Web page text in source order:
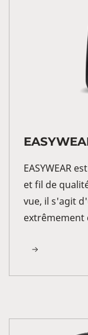
EASYWEAR
et fil de
vue, il s'agit
extrêmement